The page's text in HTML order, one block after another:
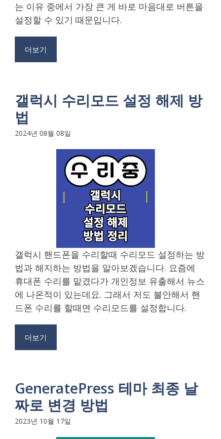
는 이유 중에서 가장 큰 게 바로 마음대로 버튼을
설정할 수 있기 때문입니다.
더보기
갤럭시 수리모드 설정 해제 방
법
2024년 08월 08일
갤럭시 핸드폰을 수리할때 수리모드 설정하는 방
법과 해지하는 방법을 알아보겠습니다. 요즘에
휴대폰 수리를 맡겼다가 개인정보 유출해서 뉴스
에 나온적이 있는데요. 그래서 저도 불안해서 핸
드폰 수리를 할때면 수리모드를 설정합니다.
더보기
GeneratePress 테마 최종 날
짜로 변경 방법
2023년 10월 17일